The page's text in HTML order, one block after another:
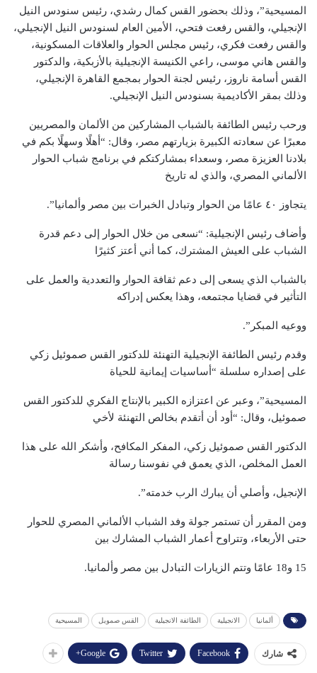
المسيحية”، وذلك بحضور القس كمال رشدي، رئيس سنودس النيل
الإنجيلي، والقس رفعت فتحي، الأمين العام لسنودس النيل الإنجيلي،
والقس رفعت فكري، رئيس مجلس الحوار والعلاقات المسكونية،
والقس هاني موسى، راعي الكنيسة الإنجيلية بالأزبكية، والدكتور
القس أسامة ناروز، رئيس لجنة الحوار بمجمع القاهرة الإنجيلي،
وذلك بمقر الأكاديمية بسنودس النيل الإنجيلي.
ورحب رئيس الطائفة بالشباب المشاركين من الألمان والمصريين
معبرًا عن سعادته الكبيرة بزيارتهم مصر، وقال: “أهلًا وسهلًا بكم في
بلادنا العزيزة مصر، وسعداء بمشاركتكم في برنامج شباب الحوار
الألماني المصري، والذي له تاريخ
يتجاوز ٤٠ عامًا من الحوار وتبادل الخبرات بين مصر وألمانيا”.
وأضاف رئيس الإنجيلية: “نسعى من خلال الحوار إلى دعم قدرة
الشباب على العيش المشترك، كما أني أعتز كثيرًا
بالشباب الذي يسعى إلى دعم ثقافة الحوار والتعددية والعمل على
التأثير في قضايا مجتمعه، وهذا يعكس إدراكه
ووعيه المبكر”.
وقدم رئيس الطائفة الإنجيلية التهنئة للدكتور القس صموئيل زكي
على إصداره سلسلة “أساسيات إيمانية للحياة
المسيحية”، وعبر عن اعتزازه الكبير بالإنتاج الفكري للدكتور القس
صموئيل، وقال: “أود أن أتقدم بخالص التهنئة لأخي
الدكتور القس صموئيل زكي، المفكر المكافح، وأشكر الله على هذا
العمل المخلص، الذي يعمق في نفوسنا رسالة
الإنجيل، وأصلي أن يبارك الرب خدمته”.
ومن المقرر أن تستمر جولة وفد الشباب الألماني المصري للحوار
حتى الأربعاء، وتتراوح أعمار الشباب المشارك بين
15 و18 عامًا وتتم الزيارات التبادل بين مصر وألمانيا.
ألمانيا الانجيلية الطائفة الانجيلية القس صمويل المسيحية
شارك Facebook
Twitter
Google+